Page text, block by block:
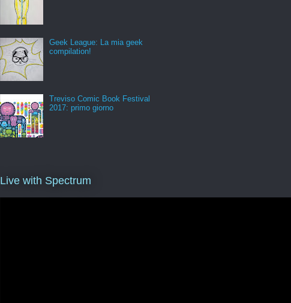
Geek League: La mia geek
compilation!
Treviso Comic Book Festival
2017: primo giorno
Live with Spectrum